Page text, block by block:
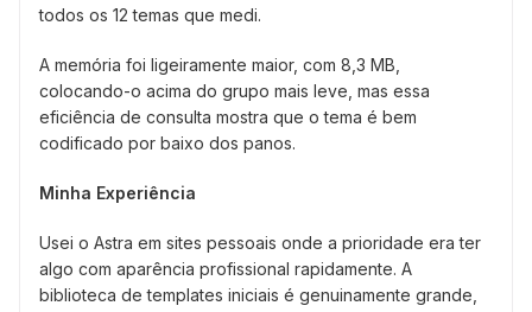
todos os 12 temas que medi.
A memória foi ligeiramente maior, com 8,3 MB,
colocando-o acima do grupo mais leve, mas essa
eficiência de consulta mostra que o tema é bem
codificado por baixo dos panos.
Minha Experiência
Usei o Astra em sites pessoais onde a prioridade era ter
algo com aparência profissional rapidamente. A
biblioteca de templates iniciais é genuinamente grande,